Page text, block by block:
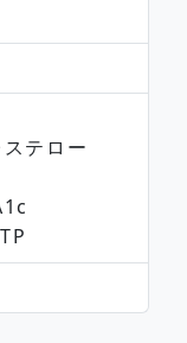
テロー